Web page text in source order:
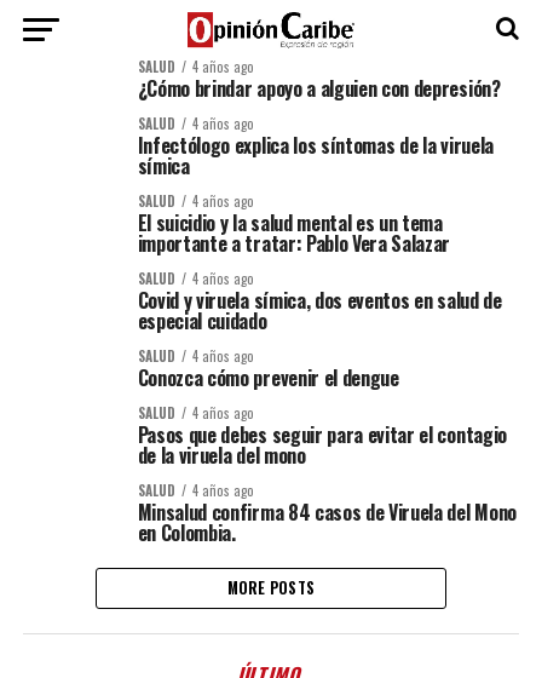
SALUD 4 años ago
¿Cómo brindar apoyo a alguien con depresión?
SALUD 4 años ago
Infectólogo explica los síntomas de la viruela
símica
SALUD 4 años ago
El suicidio y la salud mental es un tema
importante a tratar: Pablo Vera Salazar
SALUD 4 años ago
Covid y viruela símica, dos eventos en salud de
especial cuidado
SALUD 4 años ago
Conozca cómo prevenir el dengue
SALUD 4 años ago
Pasos que debes seguir para evitar el contagio
de la viruela del mono
SALUD 4 años ago
Minsalud confirma 84 casos de Viruela del Mono
en Colombia.
MORE POSTS